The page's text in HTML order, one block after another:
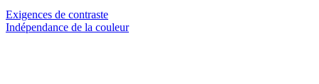
Exigences de contraste
Indépendance de la couleur